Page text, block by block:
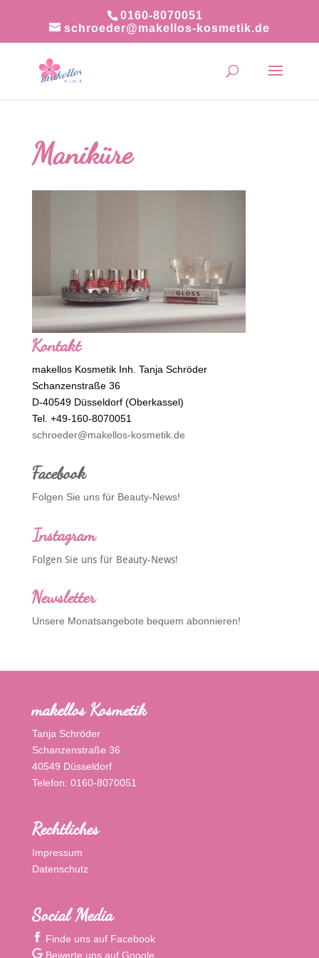
0160-8070051
schroeder@makellos-kosmetik.de
Maniküre
Kontakt
makellos Kosmetik Inh. Tanja Schröder
Schanzenstraße 36
D-40549 Düsseldorf (Oberkassel)
Tel. +49-160-8070051
schroeder@makellos-kosmetik.de
Facebook
Folgen Sie uns für Beauty-News!
Instagram
Folgen Sie uns für Beauty-News!
Newsletter
Unsere Monatsangebote bequem abonnieren!
makellos Kosmetik
Tanja Schröder
Schanzenstraße 36
40549 Düsseldorf
Telefon: 0160-8070051
Rechtliches
Impressum
Datenschutz
Social Media
Finde uns auf Facebook
Bewerte uns auf Google